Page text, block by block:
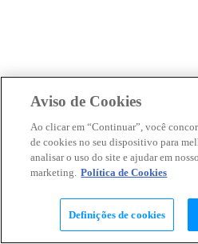
Aviso de Cookies
Ao clicar em “Continuar”, você
de cookies no seu dispositivo para
analisar o uso do site e ajudar em
marketing. Política de Cookies
Definições de cookies